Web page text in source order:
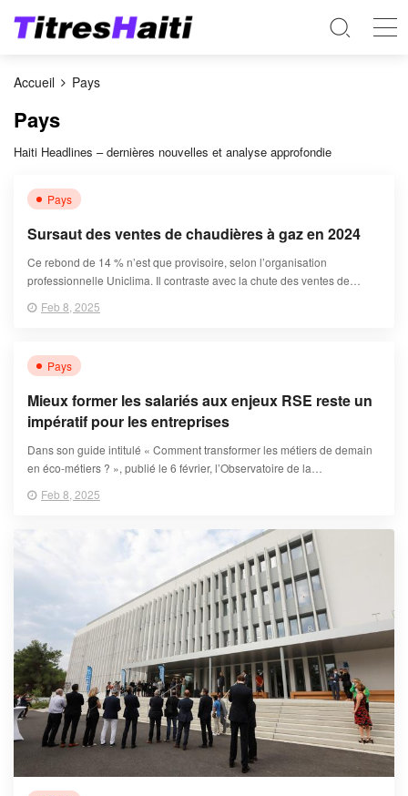
Accueil Pays
Pays
Haiti Headlines – dernières nouvelles et analyse approfondie
Pays
Sursaut des ventes de chaudières à gaz en 2024
Ce rebond de 14 % n’est que provisoire, selon l’organisation
professionnelle Uniclima. Il contraste avec la chute des ventes de
Feb 8, 2025
Pays
Mieux former les salariés aux enjeux RSE reste un
impératif pour les entreprises
Dans son guide intitulé « Comment transformer les métiers de demain
en éco-métiers ? », publié le 6 février, l’Observatoire de la
RSE à concevoir ensemble des formations adaptées.
Feb 8, 2025